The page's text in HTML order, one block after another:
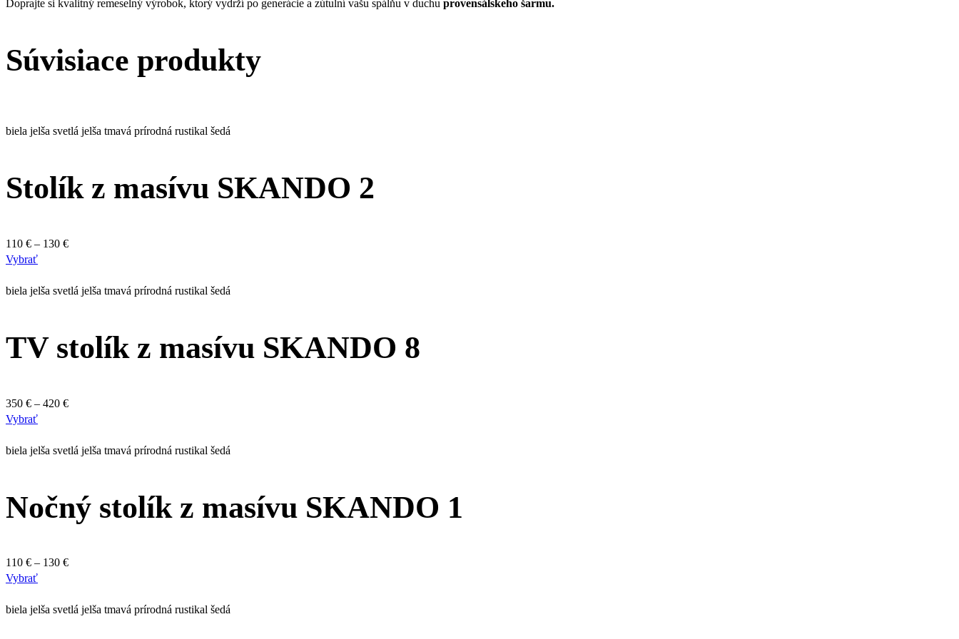
Doprajte si kvalitný remeselný výrobok, ktorý vydrží po generácie a zútulní vašu spálňu v duchu provensálskeho šarmu.
Súvisiace produkty
biela jelša svetlá jelša tmavá prírodná rustikal šedá
Stolík z masívu SKANDO 2
110 € – 130 €Price
through
VybraťTento
má
Možnosti
si
na
stránke
biela jelša svetlá jelša tmavá prírodná rustikal šedá
TV stolík z masívu SKANDO 8
350 € – 420 €Price
through
VybraťTento
má
Možnosti
si
na
stránke
biela jelša svetlá jelša tmavá prírodná rustikal šedá
Nočný stolík z masívu SKANDO 1
110 € – 130 €Price
through
VybraťTento
má
biela jelša svetlá jelša tmavá prírodná rustikal šedá